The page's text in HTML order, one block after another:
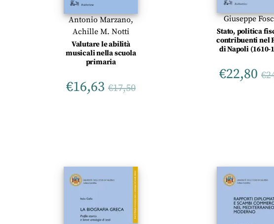
Antonio Marzano,
Achille M. Notti
Valutare le abilità
musicali nella scuola
primaria
€16,63 €17,50
Giuseppe
Stato, politica
contribuenti nel
di Napoli (1610-
€22,80 €